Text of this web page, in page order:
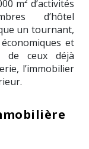
m² d’activités
d’hôtel
un tournant,
et
de ceux déjà
l’immobilier